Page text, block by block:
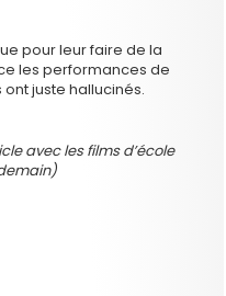
pour leur faire de la
les performances de
juste hallucinés.
avec les films d’école